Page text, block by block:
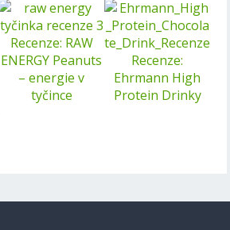
Recenze: RAW
ENERGY Peanuts
– energie v
tyčince
Recenze:
Ehrmann High
Protein Drinky